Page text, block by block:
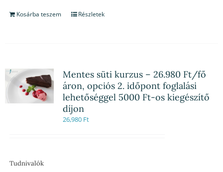
Kosárba teszem Részletek
Mentes süti kurzus – 26.980 Ft/fő
áron, opciós 2. időpont foglalási
lehetőséggel 5000 Ft-os kiegészítő
díjon
26,980 Ft
Tudnivalók